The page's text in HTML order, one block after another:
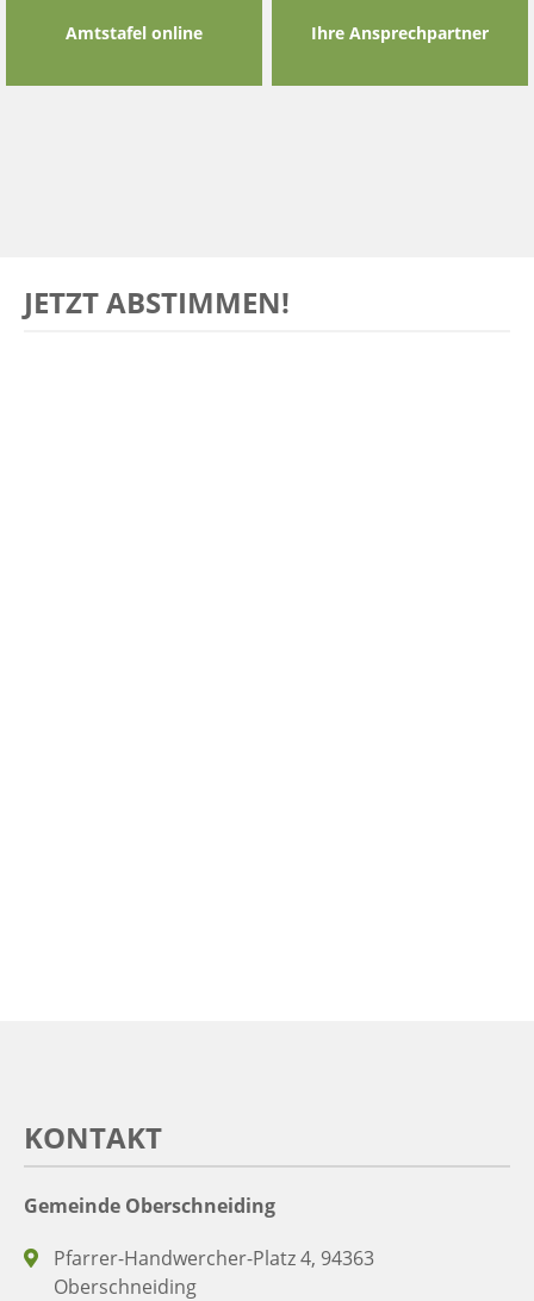
Amtstafel online Ihre Ansprechpartner
JETZT ABSTIMMEN!
KONTAKT
Gemeinde Oberschneiding
Pfarrer-Handwercher-Platz 4, 94363
Oberschneiding